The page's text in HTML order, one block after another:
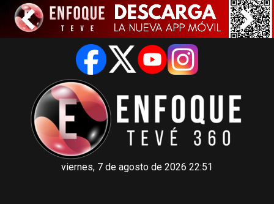
viernes, 7 de agosto de 2026 22:51